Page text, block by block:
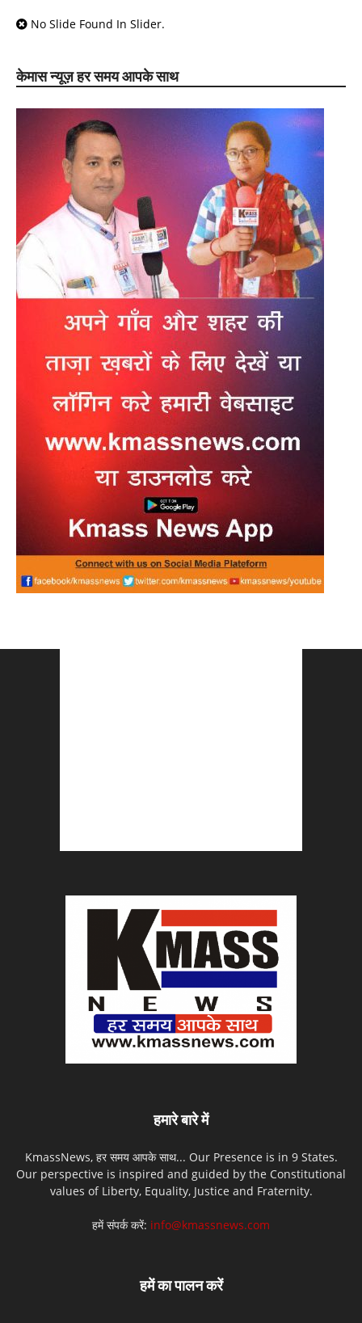
No Slide Found In Slider.
केमास न्यूज़ हर समय आपके साथ
हमारे बारे में
KmassNews, हर समय आपके साथ... Our Presence is in 9 States.
Our perspective is inspired and guided by the Constitutional
values of Liberty, Equality, Justice and Fraternity.
हमें संपर्क करें: info@kmassnews.com
हमें का पालन करें